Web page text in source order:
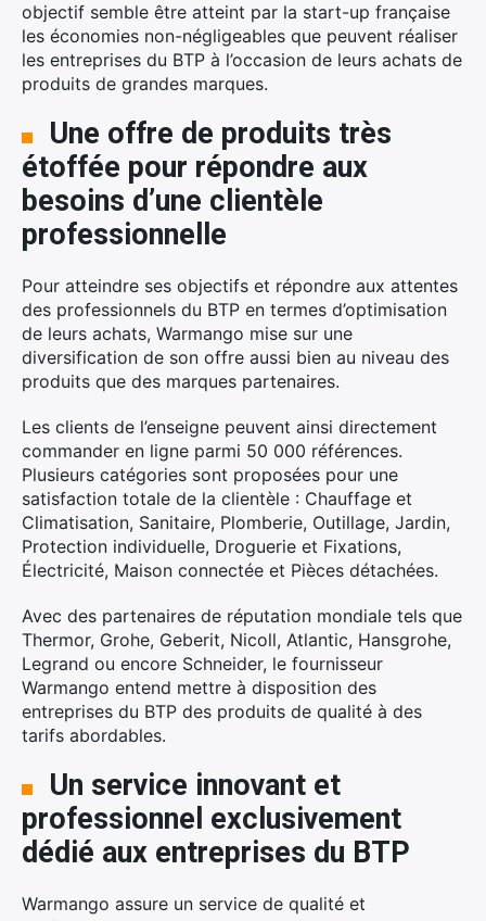
objectif semble être atteint par la start-up française
les économies non-négligeables que peuvent réaliser
les entreprises du BTP à l’occasion de leurs achats de
produits de grandes marques.
Une offre de produits très
étoffée pour répondre aux
besoins d’une clientèle
professionnelle
Pour atteindre ses objectifs et répondre aux attentes
des professionnels du BTP en termes d’optimisation
de leurs achats, Warmango mise sur une
diversification de son offre aussi bien au niveau des
produits que des marques partenaires.
Les clients de l’enseigne peuvent ainsi directement
commander en ligne parmi 50 000 références.
Plusieurs catégories sont proposées pour une
satisfaction totale de la clientèle : Chauffage et
Climatisation, Sanitaire, Plomberie, Outillage, Jardin,
Protection individuelle, Droguerie et Fixations,
Électricité, Maison connectée et Pièces détachées.
Avec des partenaires de réputation mondiale tels que
Thermor, Grohe, Geberit, Nicoll, Atlantic, Hansgrohe,
Legrand ou encore Schneider, le fournisseur
Warmango entend mettre à disposition des
entreprises du BTP des produits de qualité à des
tarifs abordables.
Un service innovant et
professionnel exclusivement
dédié aux entreprises du BTP
Warmango assure un service de qualité et